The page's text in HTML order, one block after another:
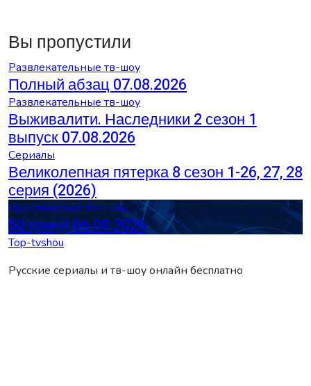
Вы пропустили
Развлекательные тв-шоу
Полный абзац 07.08.2026
Развлекательные тв-шоу
Выживалити. Наследники 2 сезон 1
выпуск 07.08.2026
Сериалы
Великолепная пятерка 8 сезон 1-26, 27, 28
серия (2026)
Политическое ток-шоу
60 ṃинẏƫ 06.08.2026
Top-tvshou
Русские сериалы и тв-шоу онлайн бесплатно